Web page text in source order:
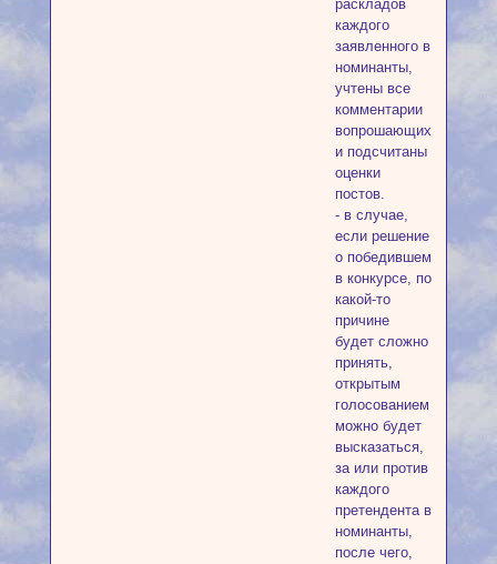
раскладов
каждого
заявленного в
номинанты,
учтены все
комментарии
вопрошающих
и подсчитаны
оценки
постов.
- в случае,
если решение
о победившем
в конкурсе, по
какой-то
причине
будет сложно
принять,
открытым
голосованием
можно будет
высказаться,
за или против
каждого
претендента в
номинанты,
после чего,